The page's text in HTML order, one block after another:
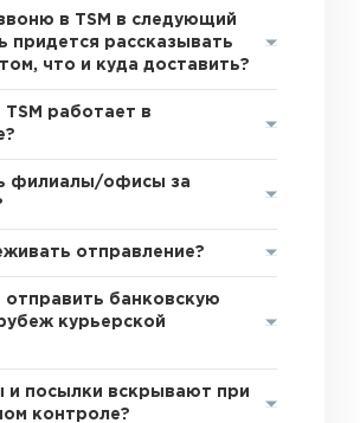
в TSM в следующий
придется рассказывать
что и куда доставить?
TSM работает в
филиалы/офисы за
отправление?
отправить банковскую
курьерской
и посылки вскрывают при
контроле?